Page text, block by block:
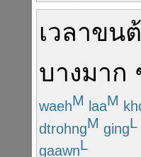
เวลาขน
บางมาก
waehM laaM
dtrohngM gingL
gaawnL